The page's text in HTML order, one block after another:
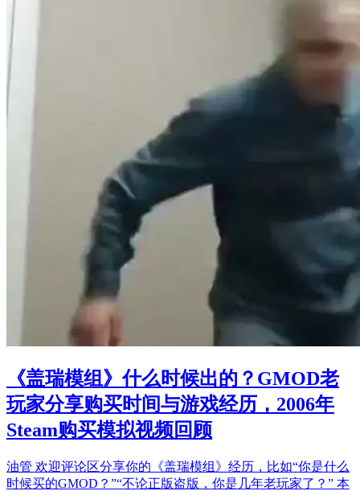
《盖瑞模组》什么时候出的？GMOD老
玩家分享购买时间与游戏经历，2006年
Steam购买模拟视频回顾
油管 欢迎评论区分享你的《盖瑞模组》经历，比如“你是什么
时候买的GMOD？”“不论正版盗版，你是几年老玩家了？” 本